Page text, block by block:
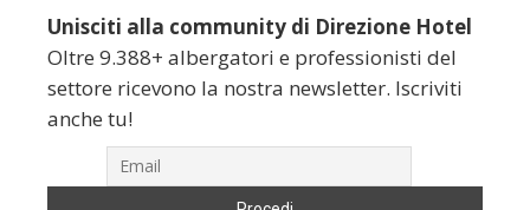
Unisciti alla community di Direzione Hotel
Oltre 9.388+ albergatori e professionisti del
settore ricevono la nostra newsletter. Iscriviti
anche tu!